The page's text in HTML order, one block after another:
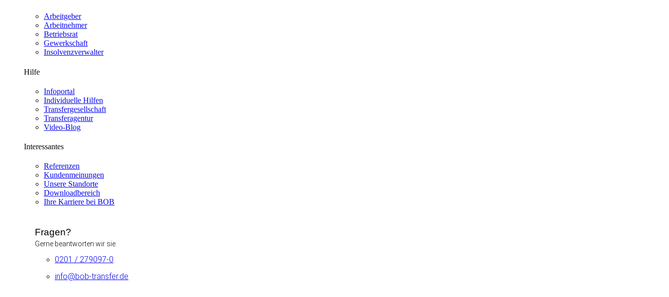
Arbeitgeber
Arbeitnehmer
Betriebsrat
Gewerkschaft
Insolvenzverwalter
Hilfe
Infoportal
Individuelle Hilfen
Transfergesellschaft
Transferagentur
Video-Blog
Interessantes
Referenzen
Kundenmeinungen
Unsere Standorte
Downloadbereich
Ihre Karriere bei BOB
Fragen?
Gerne beantworten wir sie.
0201 / 279097-0
info@bob-transfer.de